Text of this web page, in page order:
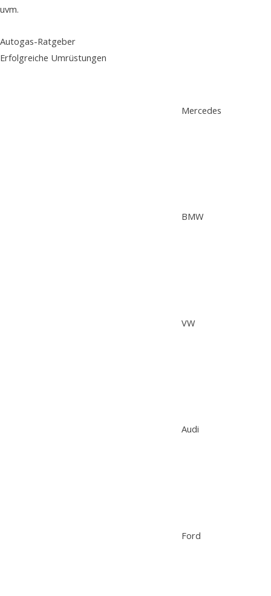
uvm.
Autogas-Ratgeber
Erfolgreiche Umrüstungen
Mercedes
BMW
VW
Audi
Ford